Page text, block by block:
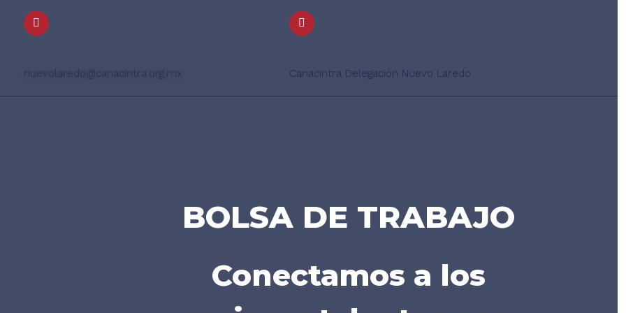
nuevolaredo@canacintra.org.mx Canacintra Delegación Nuevo Laredo
BOLSA DE TRABAJO
Conectamos a los